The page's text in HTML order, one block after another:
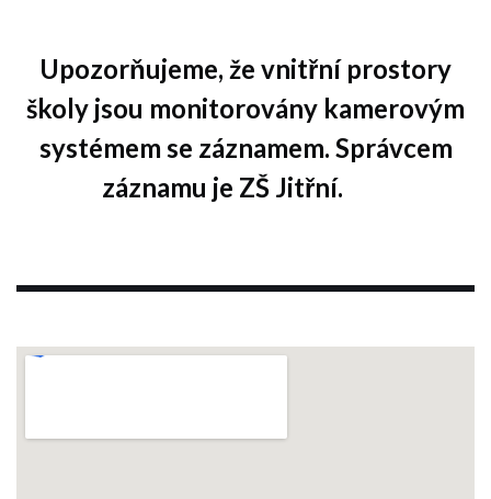
Upozorňujeme, že vnitřní prostory
školy jsou monitorovány kamerovým
systémem se záznamem. Správcem
záznamu je ZŠ Jitřní.